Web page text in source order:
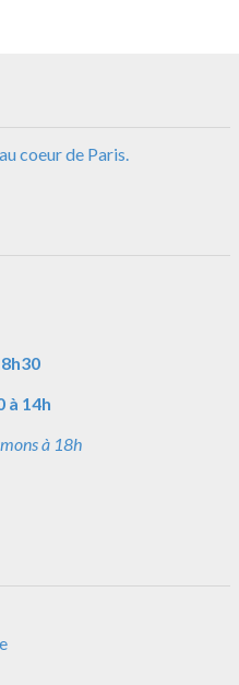
coeur de Paris.
à 14h
à 18h